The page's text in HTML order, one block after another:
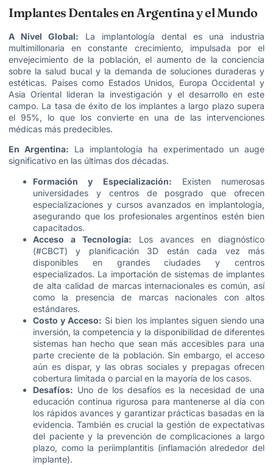
Implantes Dentales en Argentina y el Mundo
A Nivel Global: La implantología dental es una industria
multimillonaria en constante crecimiento, impulsada por el
envejecimiento de la población, el aumento de la conciencia
sobre la salud bucal y la demanda de soluciones duraderas y
estéticas. Países como Estados Unidos, Europa Occidental y
Asia Oriental lideran la investigación y el desarrollo en este
campo. La tasa de éxito de los implantes a largo plazo supera
el 95%, lo que los convierte en una de las intervenciones
médicas más predecibles.
En Argentina: La implantología ha experimentado un auge
significativo en las últimas dos décadas.
Formación y Especialización: Existen numerosas
universidades y centros de posgrado que ofrecen
especializaciones y cursos avanzados en implantología,
asegurando que los profesionales argentinos estén bien
capacitados.
Acceso a Tecnología: Los avances en diagnóstico
(#CBCT) y planificación 3D están cada vez más
disponibles en grandes ciudades y centros
especializados. La importación de sistemas de implantes
de alta calidad de marcas internacionales es común, así
como la presencia de marcas nacionales con altos
estándares.
Costo y Acceso: Si bien los implantes siguen siendo una
inversión, la competencia y la disponibilidad de diferentes
sistemas han hecho que sean más accesibles para una
parte creciente de la población. Sin embargo, el acceso
aún es dispar, y las obras sociales y prepagas ofrecen
cobertura limitada o parcial en la mayoría de los casos.
Desafíos: Uno de los desafíos es la necesidad de una
educación continua rigurosa para mantenerse al día con
los rápidos avances y garantizar prácticas basadas en la
evidencia. También es crucial la gestión de expectativas
del paciente y la prevención de complicaciones a largo
plazo, como la periimplantitis (inflamación alrededor del
implante).